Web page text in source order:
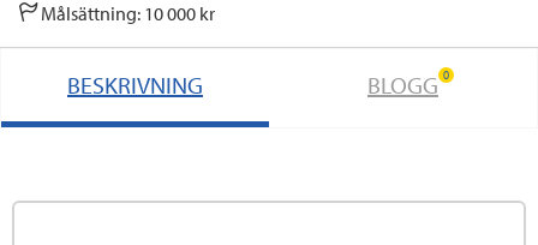
Målsättning: 10 000 kr
BESKRIVNING BLOGG 0